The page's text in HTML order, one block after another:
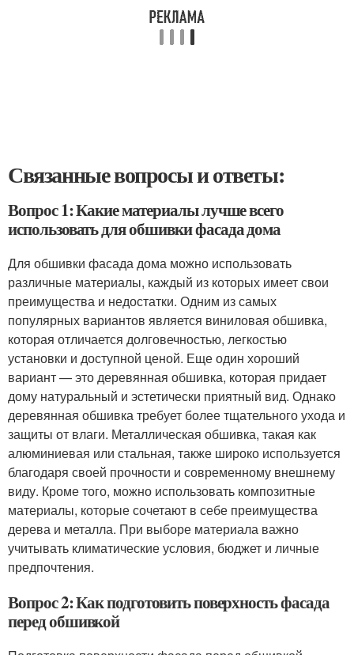
Связанные вопросы и ответы:
Вопрос 1: Какие материалы лучше всего
использовать для обшивки фасада дома
Для обшивки фасада дома можно использовать
различные материалы, каждый из которых имеет свои
преимущества и недостатки. Одним из самых
популярных вариантов является виниловая обшивка,
которая отличается долговечностью, легкостью
установки и доступной ценой. Еще один хороший
вариант — это деревянная обшивка, которая придает
дому натуральный и эстетически приятный вид. Однако
деревянная обшивка требует более тщательного ухода и
защиты от влаги. Металлическая обшивка, такая как
алюминиевая или стальная, также широко используется
благодаря своей прочности и современному внешнему
виду. Кроме того, можно использовать композитные
материалы, которые сочетают в себе преимущества
дерева и металла. При выборе материала важно
учитывать климатические условия, бюджет и личные
предпочтения.
Вопрос 2: Как подготовить поверхность фасада
перед обшивкой